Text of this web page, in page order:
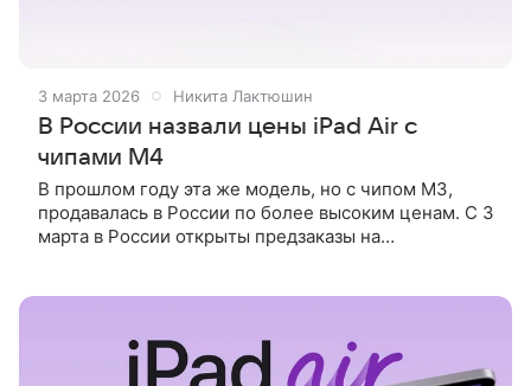
3 марта 2026 Никита Лактюшин
В России назвали цены iPad Air с
чипами M4
В прошлом году эта же модель, но с чипом M3,
продавалась в России по более высоким ценам. С 3
марта в России открыты предзаказы на